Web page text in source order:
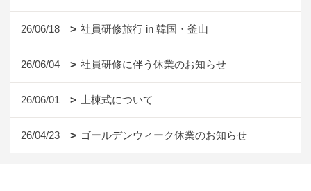
26/06/18 社員研修旅行 in 韓国・釜山
26/06/04 社員研修に伴う休業のお知らせ
26/06/01 上棟式について
26/04/23 ゴールデンウィーク休業のお知らせ